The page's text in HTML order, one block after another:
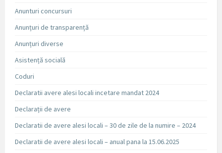
Anunturi concursuri
Anunțuri de transparență
Anunțuri diverse
Asistență socială
Coduri
Declaratii avere alesi locali incetare mandat 2024
Declarații de avere
Declaratii de avere alesi locali – 30 de zile de la numire – 2024
Declaratii de avere alesi locali – anual pana la 15.06.2025